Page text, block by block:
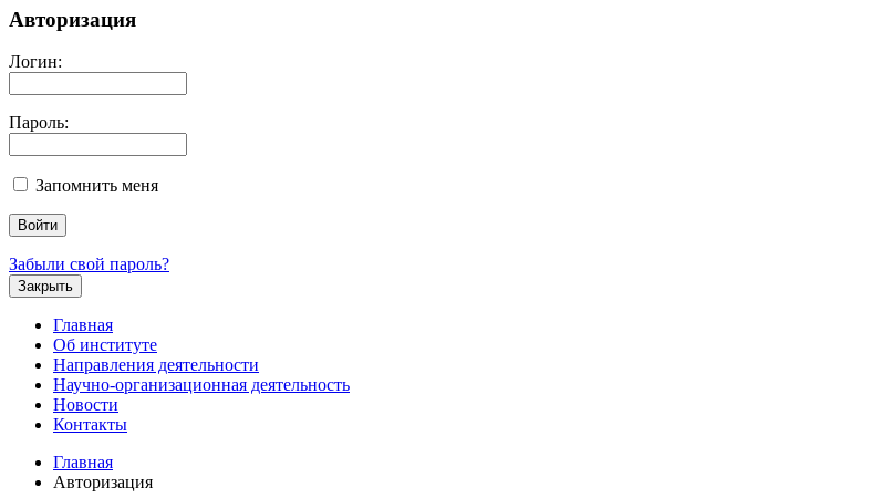
Авторизация
Логин:
Пароль:
Запомнить меня
Забыли свой пароль?
Закрыть
Главная
Об институте
Направления деятельности
Научно-организационная деятельность
Новости
Контакты
Главная
Авторизация